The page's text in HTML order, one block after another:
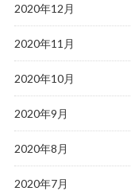
2020年12月
2020年11月
2020年10月
2020年9月
2020年8月
2020年7月